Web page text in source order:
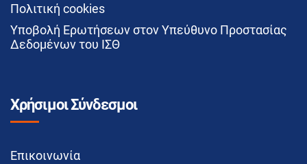
Πολιτική cookies
Υποβολή Ερωτήσεων στον Υπεύθυνο Προστασίας
Δεδομένων του ΙΣΘ
Χρήσιμοι Σύνδεσμοι
Επικοινωνία